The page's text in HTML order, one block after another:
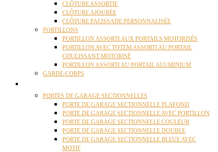
CLÔTURE ASSORTIE
CLÔTURE AJOURÉE
CLÔTURE PALISSADE PERSONNALISÉE
PORTILLONS
PORTILLON ASSORTI AUX PORTAILS MOTORISÉS
PORTILLON AVEC TOTEM ASSORTI AU PORTAIL
COULISSANT MOTORISÉ
PORTILLON ASSORTI AU PORTAIL ALUMINIUM
GARDE-CORPS
PORTES DE GARAGE SECTIONNELLES
PORTE DE GARAGE SECTIONNELLE PLAFOND
PORTE DE GARAGE SECTIONNELLE AVEC PORTILLON
PORTE DE GARAGE SECTIONNELLE COULEUR
PORTE DE GARAGE SECTIONNELLE DOUBLE
PORTE DE GARAGE SECTIONNELLE BLEUE AVEC
MOTIF